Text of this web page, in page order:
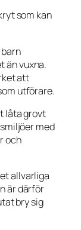
som kan
än vuxna.
att
utförare.
låta grovt
med
och
allvarliga
är därför
bry sig